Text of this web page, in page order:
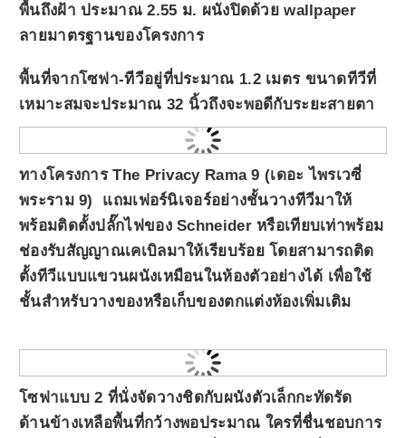
พื้นถึงฝ้า ประมาณ 2.55 ม. ผนังปิดด้วย wallpaper
ลายมาตรฐานของโครงการ
พื้นที่จากโซฟา-ทีวีอยู่ที่ประมาณ 1.2 เมตร ขนาดทีวีที่
เหมาะสมจะประมาณ 32 นิ้วถึงจะพอดีกับระยะสายตา
ทางโครงการThe Privacy Rama 9 (เดอะ ไพรเวซี่
พระราม 9) แถมเฟอร์นิเจอร์อย่างชั้นวางทีวีมาให้
พร้อมติดตั้งปลั๊กไฟของ Schneider หรือเทียบเท่าพร้อม
ช่องรับสัญญาณเคเบิลมาให้เรียบร้อย โดยสามารถติด
ตั้งทีวีแบบแขวนผนังเหมือนในห้องตัวอย่างได้ เพื่อใช้
ชั้นสำหรับวางของหรือเก็บของตกแต่งห้องเพิ่มเติม
โซฟาแบบ 2 ที่นั่งจัดวางชิดกับผนังตัวเล็กกะทัดรัด
ด้านข้างเหลือพื้นที่กว้างพอประมาณ ใครที่ชื่นชอบการ